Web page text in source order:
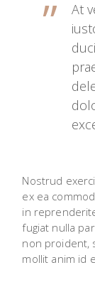
At
Nostrud
ex ea
in
fugiat nulla
non proident,
mollit anim id